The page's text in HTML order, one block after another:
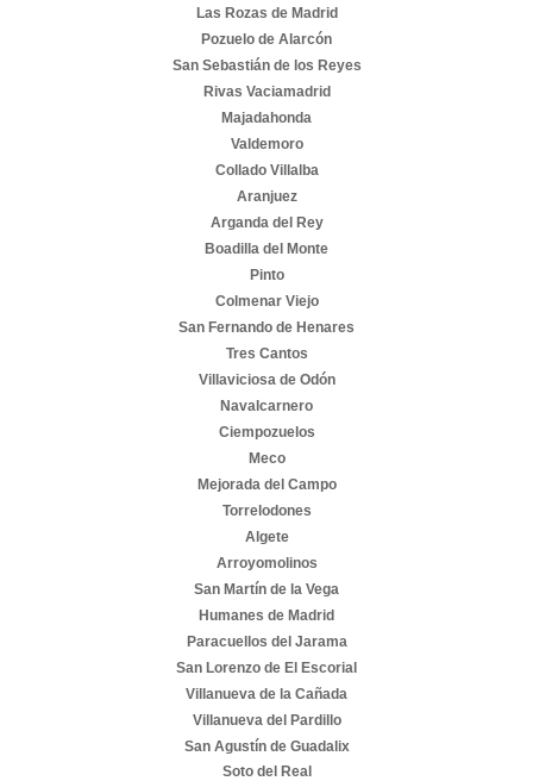
Las Rozas de Madrid
Pozuelo de Alarcón
San Sebastián de los Reyes
Rivas Vaciamadrid
Majadahonda
Valdemoro
Collado Villalba
Aranjuez
Arganda del Rey
Boadilla del Monte
Pinto
Colmenar Viejo
San Fernando de Henares
Tres Cantos
Villaviciosa de Odón
Navalcarnero
Ciempozuelos
Meco
Mejorada del Campo
Torrelodones
Algete
Arroyomolinos
San Martín de la Vega
Humanes de Madrid
Paracuellos del Jarama
San Lorenzo de El Escorial
Villanueva de la Cañada
Villanueva del Pardillo
San Agustín de Guadalix
Soto del Real